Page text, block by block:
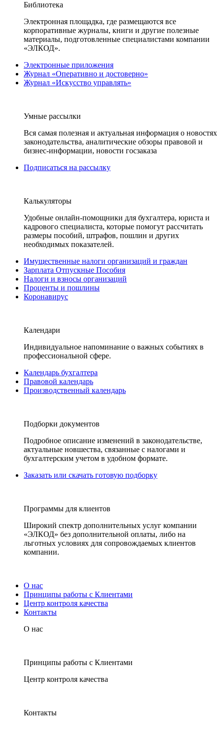
Библиотека
Электронная площадка, где размещаются все
корпоративные журналы, книги и другие полезные
материалы, подготовленные специалистами компании
«ЭЛКОД».
Электронные приложения
Журнал «Оперативно и достоверно»
Журнал «Искусство управлять»
Умные рассылки
Вся самая полезная и актуальная информация о новостях
законодательства, аналитические обзоры правовой и
бизнес-информации, новости госзаказа
Подписаться на рассылку
Калькуляторы
Удобные онлайн-помощники для бухгалтера, юриста и
кадрового специалиста, которые помогут рассчитать
размеры пособий, штрафов, пошлин и других
необходимых показателей.
Имущественные налоги организаций и граждан
Зарплата Отпускные Пособия
Налоги и взносы организаций
Проценты и пошлины
Коронавирус
Календари
Индивидуальное напоминание о важных событиях в
профессиональной сфере.
Календарь бухгалтера
Правовой календарь
Производственный календарь
Подборки документов
Подробное описание изменений в законодательстве,
актуальные новшества, связанные с налогами и
бухгалтерским учетом в удобном формате.
Заказать или скачать готовую подборку
Программы для клиентов
Широкий спектр дополнительных услуг компании
«ЭЛКОД» без дополнительной оплаты, либо на
льготных условиях для сопровождаемых клиентов
компании.
О нас
Принципы работы с Клиентами
Центр контроля качества
Контакты
О нас
Принципы работы с Клиентами
Центр контроля качества
Контакты